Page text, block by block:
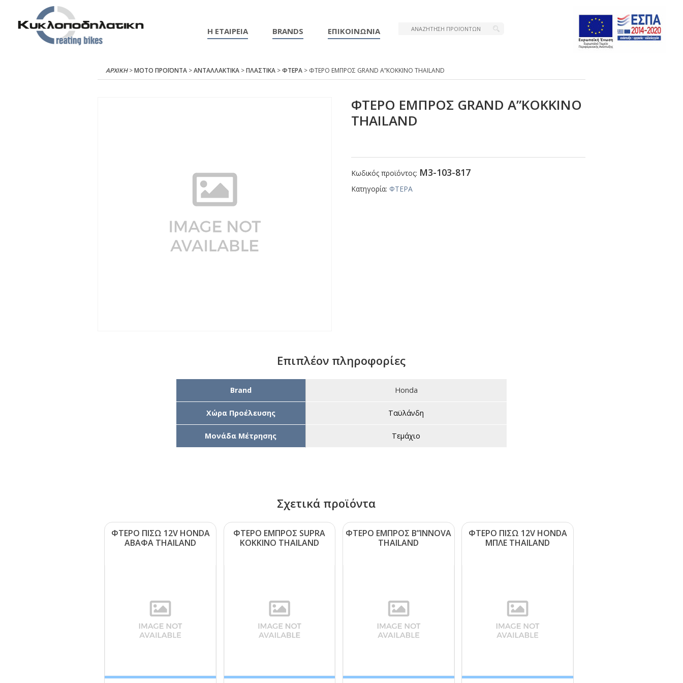
Η ΕΤΑΙΡΕΙΑ BRANDS ΕΠΙΚΟΙΝΩΝΙΑ
ΑΡΧΙΚΉ>ΜΟΤΟ ΠΡΟΪΟΝΤΑ>ΑΝΤΑΛΛΑΚΤΙΚΑ>ΠΛΑΣΤΙΚΑ>ΦΤΕΡΑ> ΦΤΕΡΟ ΕΜΠΡΟΣ GRΑΝD Α”ΚΟΚΚΙΝΟ ΤΗΑΙLΑΝD
ΦΤΕΡΟ ΕΜΠΡΟΣ GRΑΝD Α”ΚΟΚΚΙΝΟ
ΤΗΑΙLΑΝD
Κωδικός προϊόντος: Μ3-103-817
Κατηγορία: ΦΤΕΡΑ
Επιπλέον πληροφορίες
Brand Honda
Χώρα Προέλευσης Ταϋλάνδη
Μονάδα Μέτρησης Τεμάχιο
Σχετικά προϊόντα
ΦΤΕΡΟ ΠΙΣΩ 12V ΗΟΝDΑ
ΑΒΑΦΑ ΤΗΑΙLΑΝD
ΦΤΕΡΟ ΕΜΠΡΟΣ SUΡRΑ
ΚΟΚΚΙΝΟ ΤΗΑΙLΑΝD
ΦΤΕΡΟ ΕΜΠΡΟΣ Β”ΙΝΝΟVΑ
ΤΗΑΙLΑΝD
ΦΤΕΡΟ ΠΙΣΩ 12V ΗΟΝDΑ
ΜΠΛΕ ΤΗΑΙLΑΝD